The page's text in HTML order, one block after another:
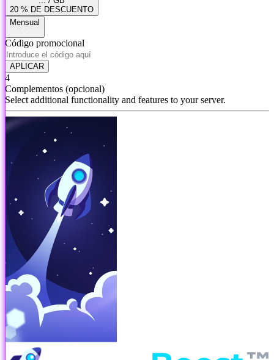
20 % DE DESCUENTO
Mensual
Código promocional
APLICAR
4
Complementos (opcional)
Select additional functionality and features to your server.